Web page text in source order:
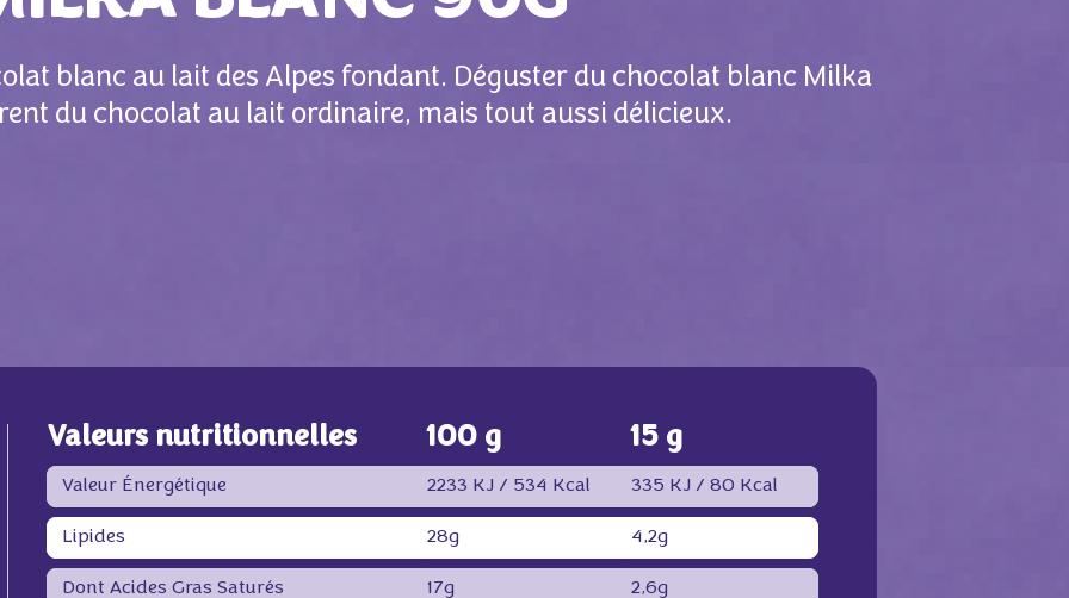
blanc au lait des Alpes fondant. Déguster du chocolat blanc Milka
du chocolat au lait ordinaire, mais tout aussi délicieux.
Valeurs nutritionnelles 100 g 15 g
Valeur Énergétique 2233 KJ / 534 Kcal 335 KJ / 80 Kcal
Lipides 28g 4,2g
Dont Acides Gras Saturés 17g 2,6g